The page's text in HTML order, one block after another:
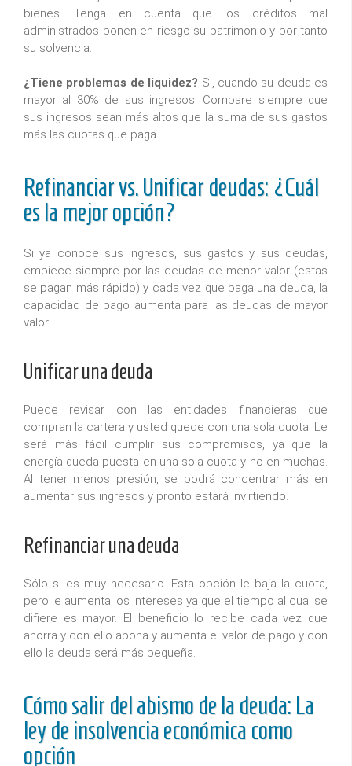
bienes. Tenga en cuenta que los créditos mal
administrados ponen en riesgo su patrimonio y por tanto
su solvencia.
¿Tiene problemas de liquidez? Si, cuando su deuda es
mayor al 30% de sus ingresos. Compare siempre que
sus ingresos sean más altos que la suma de sus gastos
más las cuotas que paga.
Refinanciar vs. Unificar deudas: ¿Cuál
es la mejor opción?
Si ya conoce sus ingresos, sus gastos y sus deudas,
empiece siempre por las deudas de menor valor (estas
se pagan más rápido) y cada vez que paga una deuda, la
capacidad de pago aumenta para las deudas de mayor
valor.
Unificar una deuda
Puede revisar con las entidades financieras que
compran la cartera y usted quede con una sola cuota. Le
será más fácil cumplir sus compromisos, ya que la
energía queda puesta en una sola cuota y no en muchas.
Al tener menos presión, se podrá concentrar más en
aumentar sus ingresos y pronto estará invirtiendo.
Refinanciar una deuda
Sólo si es muy necesario. Esta opción le baja la cuota,
pero le aumenta los intereses ya que el tiempo al cual se
difiere es mayor. El beneficio lo recibe cada vez que
ahorra y con ello abona y aumenta el valor de pago y con
ello la deuda será más pequeña.
Cómo salir del abismo de la deuda: La
ley de insolvencia económica como
opción